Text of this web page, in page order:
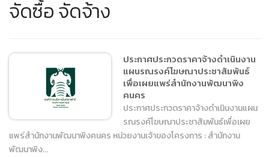
จัดซื้อ จัดจ้าง
ประกาศประกวดราคาจ้างดำเนินงาน
แผนรณรงค์โฆษณาประชาสัมพันธ์
เพื่อเผยแพร่สำนักงานพัฒนาพิง
คนคร
ประกาศประกวดราคาจ้างดำเนินงานแผน
รณรงค์โฆษณาประชาสัมพันธ์เพื่อเผย
แพร่สำนักงานพัฒนาพิงคนคร หน่วยงานเจ้าของโครงการ : สำนักงาน
พัฒนาพิง...